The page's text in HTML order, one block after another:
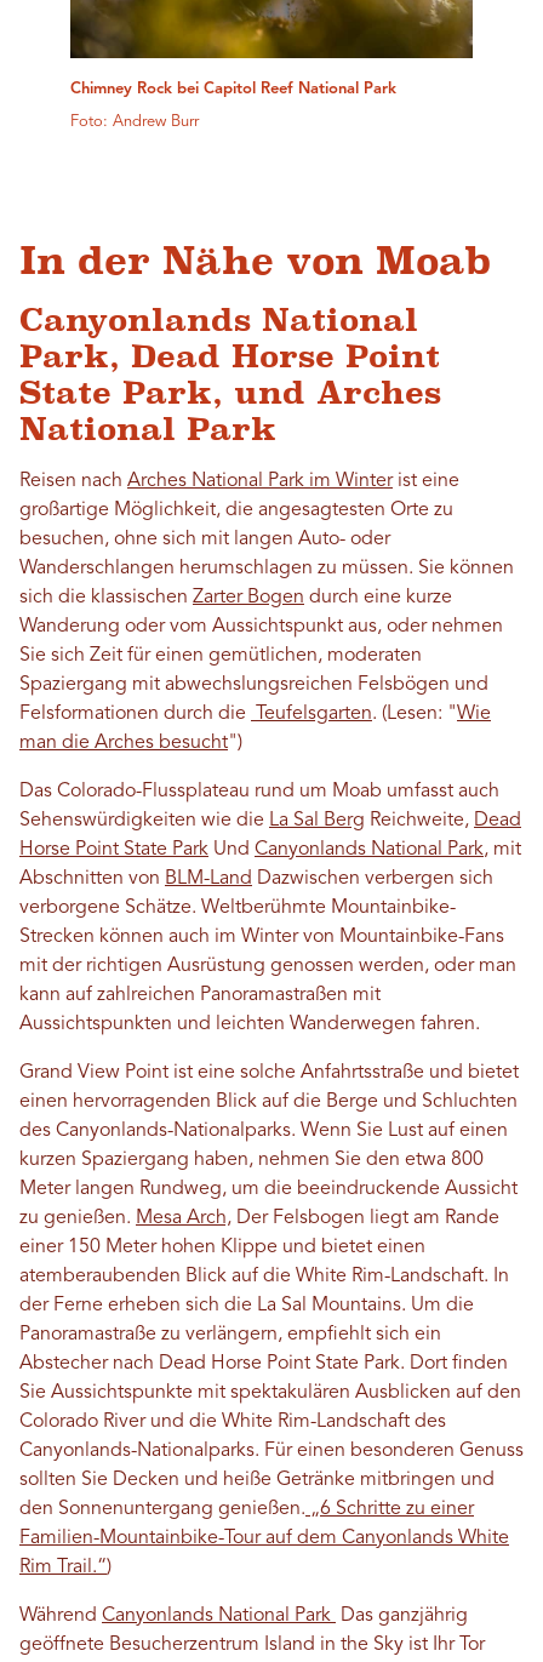
Chimney Rock bei Capitol Reef National Park
Foto: Andrew Burr
In der Nähe von Moab
Canyonlands National
Park, Dead Horse Point
State Park, und Arches
National Park
Reisen nach Arches National Park im Winterist eine
großartige Möglichkeit, die angesagtesten Orte zu
besuchen, ohne sich mit langen Auto- oder
Wanderschlangen herumschlagen zu müssen. Sie können
sich die klassischen Zarter Bogen durch eine kurze
Wanderung oder vom Aussichtspunkt aus, oder nehmen
Sie sich Zeit für einen gemütlichen, moderaten
Spaziergang mit abwechslungsreichen Felsbögen und
Felsformationen durch die
Teufelsgarten. (Lesen: "Wie
man die Arches besucht")
Das Colorado-Flussplateau rund um Moab umfasst auch
Sehenswürdigkeiten wie die La Sal Berg Reichweite, Dead
Horse Point State Park Und Canyonlands National Park, mit
Abschnitten von BLM-Land Dazwischen verbergen sich
verborgene Schätze. Weltberühmte Mountainbike-
Strecken können auch im Winter von Mountainbike-Fans
mit der richtigen Ausrüstung genossen werden, oder man
kann auf zahlreichen Panoramastraßen mit
Aussichtspunkten und leichten Wanderwegen fahren.
Grand View Point ist eine solche Anfahrtsstraße und bietet
einen hervorragenden Blick auf die Berge und Schluchten
des Canyonlands-Nationalparks. Wenn Sie Lust auf einen
kurzen Spaziergang haben, nehmen Sie den etwa 800
Meter langen Rundweg, um die beeindruckende Aussicht
zu genießen. Mesa Arch, Der Felsbogen liegt am Rande
einer 150 Meter hohen Klippe und bietet einen
atemberaubenden Blick auf die White Rim-Landschaft. In
der Ferne erheben sich die La Sal Mountains. Um die
Panoramastraße zu verlängern, empfiehlt sich ein
Abstecher nach Dead Horse Point State Park. Dort finden
Sie Aussichtspunkte mit spektakulären Ausblicken auf den
Colorado River und die White Rim-Landschaft des
Canyonlands-Nationalparks. Für einen besonderen Genuss
sollten Sie Decken und heiße Getränke mitbringen und
den Sonnenuntergang genießen. „6 Schritte zu einer
Familien-Mountainbike-Tour auf dem Canyonlands White
Rim Trail.“)
Während Canyonlands National Park
Das ganzjährig
geöffnete Besucherzentrum Island in the Sky ist Ihr Tor